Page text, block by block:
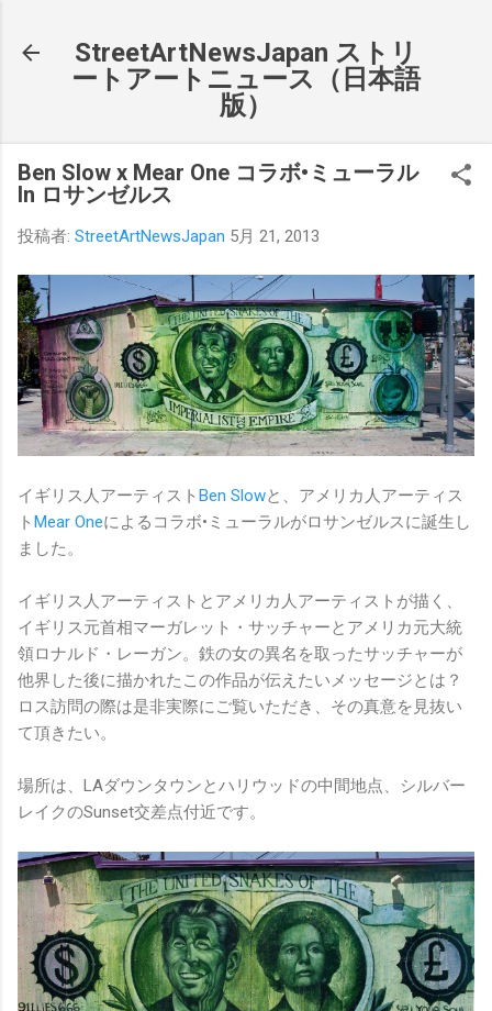
StreetArtNewsJapan ストリ
ートアートニュース（日本語
版）
Ben Slow x Mear One コラボ•ミューラル
In ロサンゼルス
投稿者: StreetArtNewsJapan 5月 21, 2013
イギリス人アーティスト Ben Slowと、アメリカ人アーティス
ト Mear Oneによるコラボ•ミューラルがロサンゼルスに誕生し
ました。
イギリス人アーティストとアメリカ人アーティストが描く、
イギリス元首相マーガレット・サッチャーとアメリカ元大統
領ロナルド・レーガン。鉄の女の異名を取ったサッチャーが
他界した後に描かれたこの作品が伝えたいメッセージとは？
ロス訪問の際は是非実際にご覧いただき、その真意を見抜い
て頂きたい。
場所は、LAダウンタウンとハリウッドの中間地点、シルバー
レイクのSunset交差点付近です。